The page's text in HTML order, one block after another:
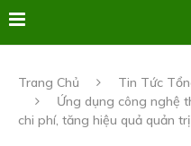
Trang Chủ Tin Tức
Ứng dụng công nghệ
chi phí, tăng hiệu quả quản trị